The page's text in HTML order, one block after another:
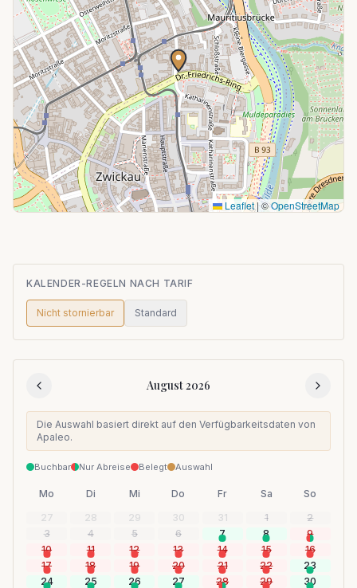
Leaflet|©OpenStreetMap
KALENDER-REGELN NACH TARIF
Nicht stornierbar Standard
August 2026
Die Auswahl basiert direkt auf den Verfügbarkeitsdaten von
Apaleo.
Buchbar Nur Abreise Belegt Auswahl
Mo Di Mi Do Fr Sa
So
27
28 29 30 31 1
2
3
4 5 6 7 8
9
10
11 12 13 14 15
16
17
18 19 20 21 22
23
24
25 26 27 28 29 30